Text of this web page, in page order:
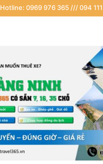
Hotline: 0969 976 365 /// 094